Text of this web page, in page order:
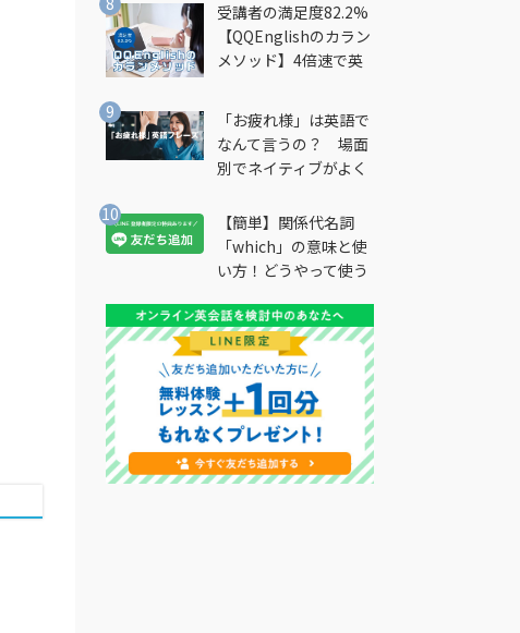
受講者の満足度82.2%
【QQEnglishのカラン
メソッド】4倍速で英
法とは？
「お疲れ様」は英語で
なんて言うの？ 場面
別でネイティブがよく
説
【簡単】関係代名詞
「which」の意味と使
い方！どうやって使う